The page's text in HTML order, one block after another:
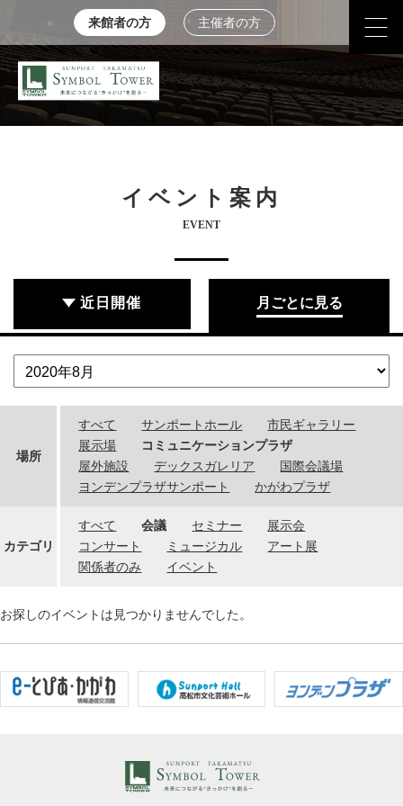
来館者の方 主催者の方
イベント案内
EVENT
近日開催 月ごとに見る
場所
すべて サンポートホール
市民ギャラリー
展示場
コミュニケーションプラザ
屋外施設
デックスガレリア
国際会議場
ヨンデンプラザサンポート
かがわプラザ
カテゴリ
すべて 会議 セミナー
展示会
コンサート
ミュージカル
アート展
関係者のみ
イベント
お探しのイベントは見つかりませんでした。